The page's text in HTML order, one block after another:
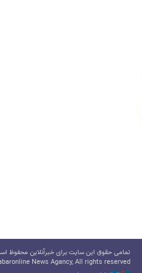
تمامی حقوق این سایت برای خبرآنلاین محفوظ
News Agancy, All rights reserved